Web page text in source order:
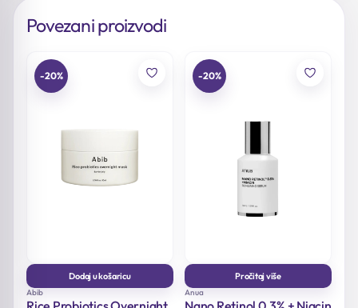
Povezani proizvodi
-20%
Dodaj u košaricu
Abib
-20%
Pročitaj više
Anua